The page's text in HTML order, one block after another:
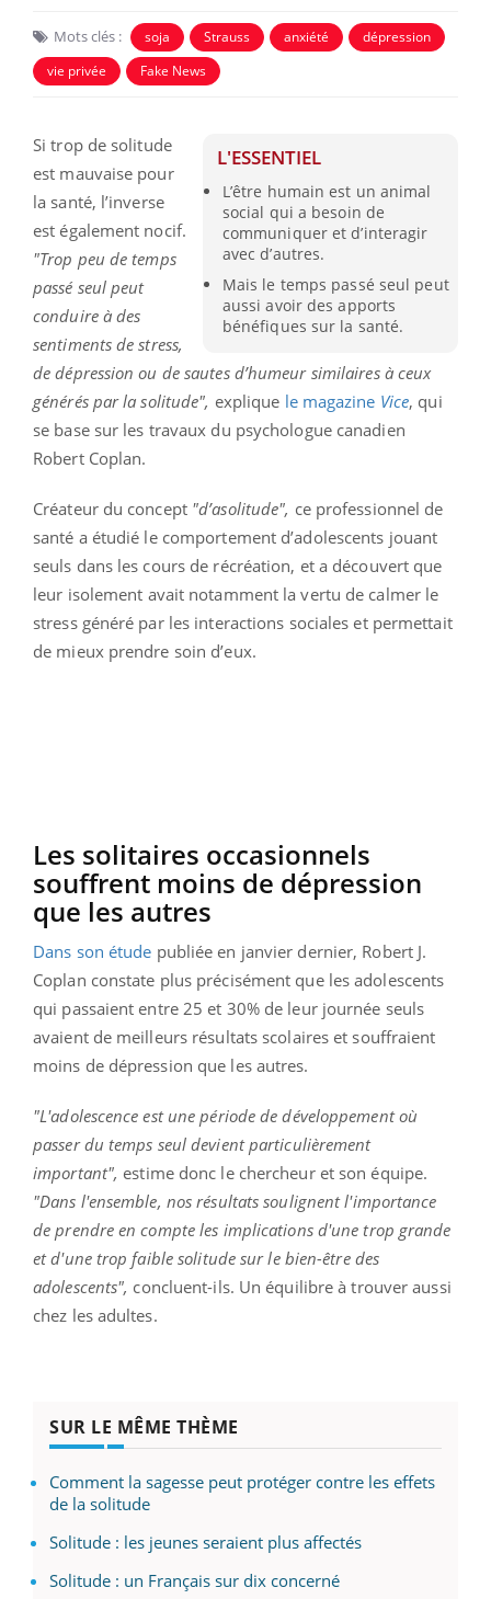
Mots clés : soja Strauss anxiété
dépression
vie privée
Fake News
L'ESSENTIEL
L’être humain est un animal
social qui a besoin de
communiquer et d’interagir
avec d’autres.
Mais le temps passé seul peut
aussi avoir des apports
bénéfiques sur la santé.
Si trop de solitude
est mauvaise pour
la santé, l’inverse
est également nocif.
"Trop peu de temps
passé seul peut
conduire à des
sentiments de stress,
de dépression ou de sautes d’humeur similaires à ceux
générés par la solitude", explique le magazine Vice, qui
se base sur les travaux du psychologue canadien
Robert Coplan.
Créateur du concept "d’asolitude", ce professionnel de
santé a étudié le comportement d’adolescents jouant
seuls dans les cours de récréation, et a découvert que
leur isolement avait notamment la vertu de calmer le
stress généré par les interactions sociales et permettait
de mieux prendre soin d’eux.
Les solitaires occasionnels
souffrent moins de dépression
que les autres
Dans son étude publiée en janvier dernier, Robert J.
Coplan constate plus précisément que les adolescents
qui passaient entre 25 et 30% de leur journée seuls
avaient de meilleurs résultats scolaires et souffraient
moins de dépression que les autres.
"L'adolescence est une période de développement où
passer du temps seul devient particulièrement
important", estime donc le chercheur et son équipe.
"Dans l'ensemble, nos résultats soulignent l'importance
de prendre en compte les implications d'une trop grande
et d'une trop faible solitude sur le bien-être des
adolescents", concluent-ils. Un équilibre à trouver aussi
chez les adultes.
SUR LE MÊME THÈME
Comment la sagesse peut protéger contre les effets
de la solitude
Solitude : les jeunes seraient plus affectés
Solitude : un Français sur dix concerné